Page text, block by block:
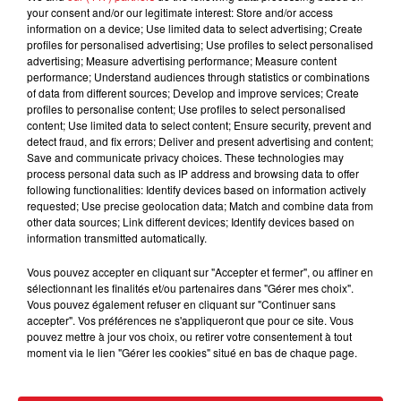
15 juillet 2026
BÉTHUNE: ENQUÊTE POUR HOMICIDE
VOLONTAIRE EN COURS, APRÈS LA...
Selon les premiers éléments, le logement servait
à des prostituées
your consent and/or our legitimate interest: Store and/or access
information on a device; Use limited data to select advertising; Create
profiles for personalised advertising; Use profiles to select personalised
advertising; Measure advertising performance; Measure content
performance; Understand audiences through statistics or combinations
of data from different sources; Develop and improve services; Create
profiles to personalise content; Use profiles to select personalised
content; Use limited data to select content; Ensure security, prevent and
detect fraud, and fix errors; Deliver and present advertising and content;
Save and communicate privacy choices. These technologies may
process personal data such as IP address and browsing data to offer
following functionalities: Identify devices based on information actively
requested; Use precise geolocation data; Match and combine data from
other data sources; Link different devices; Identify devices based on
information transmitted automatically.
Vous pouvez accepter en cliquant sur "Accepter et fermer", ou affiner en
sélectionnant les finalités et/ou partenaires dans "Gérer mes choix".
Vous pouvez également refuser en cliquant sur "Continuer sans
accepter". Vos préférences ne s'appliqueront que pour ce site. Vous
pouvez mettre à jour vos choix, ou retirer votre consentement à tout
moment via le lien "Gérer les cookies" situé en bas de chaque page.